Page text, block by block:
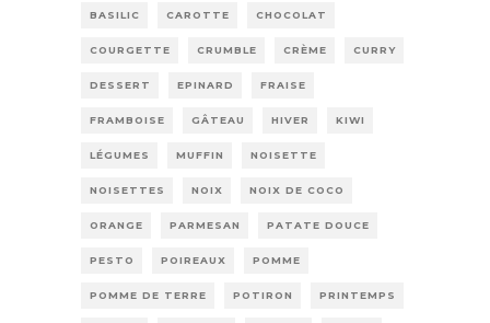
BASILIC CAROTTE CHOCOLAT
COURGETTE CRUMBLE CRÈME CURRY
DESSERT EPINARD FRAISE
FRAMBOISE GÂTEAU HIVER KIWI
LÉGUMES MUFFIN NOISETTE
NOISETTES NOIX NOIX DE COCO
ORANGE PARMESAN PATATE DOUCE
PESTO POIREAUX POMME
POMME DE TERRE POTIRON PRINTEMPS